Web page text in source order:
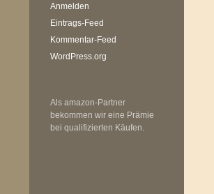
Anmelden
Eintrags-Feed
Kommentar-Feed
WordPress.org
Als amazon-Partner
bekommen wir eine Prämie
bei qualifizierten Käufen.